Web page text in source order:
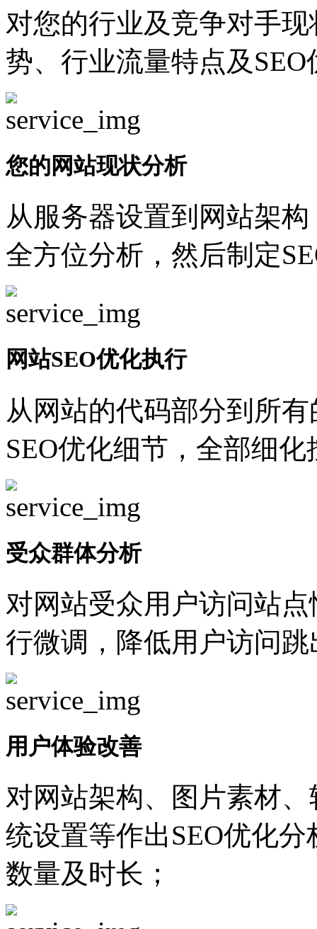
对您的行业及竞争对手
势、行业流量特点及
您的网站现状分析
从服务器设置到网站架
全方位分析，然后制定
网站SEO优化执行
从网站的代码部分到所
SEO优化细节，全部细
受众群体分析
对网站受众用户访问站
行微调，降低用户访问
用户体验改善
对网站架构、图片素材
统设置等作出SEO优化
数量及时长；